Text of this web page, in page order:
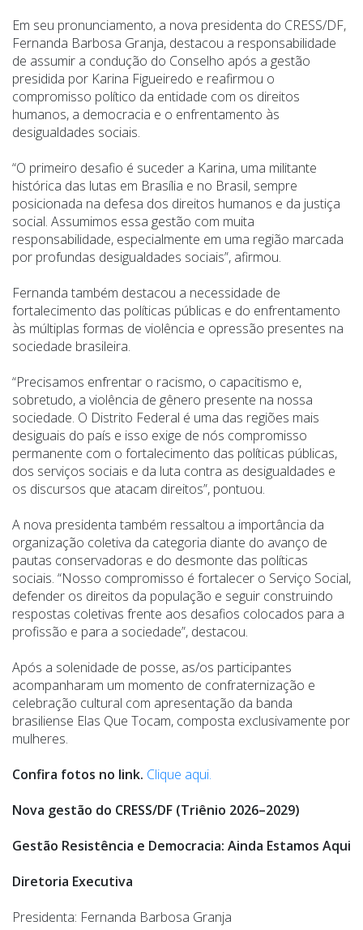
Em seu pronunciamento, a nova presidenta do CRESS/DF,
Fernanda Barbosa Granja, destacou a responsabilidade
de assumir a condução do Conselho após a gestão
presidida por Karina Figueiredo e reafirmou o
compromisso político da entidade com os direitos
humanos, a democracia e o enfrentamento às
desigualdades sociais.
“O primeiro desafio é suceder a Karina, uma militante
histórica das lutas em Brasília e no Brasil, sempre
posicionada na defesa dos direitos humanos e da justiça
social. Assumimos essa gestão com muita
responsabilidade, especialmente em uma região marcada
por profundas desigualdades sociais”, afirmou.
Fernanda também destacou a necessidade de
fortalecimento das políticas públicas e do enfrentamento
às múltiplas formas de violência e opressão presentes na
sociedade brasileira.
“Precisamos enfrentar o racismo, o capacitismo e,
sobretudo, a violência de gênero presente na nossa
sociedade. O Distrito Federal é uma das regiões mais
desiguais do país e isso exige de nós compromisso
permanente com o fortalecimento das políticas públicas,
dos serviços sociais e da luta contra as desigualdades e
os discursos que atacam direitos”, pontuou.
A nova presidenta também ressaltou a importância da
organização coletiva da categoria diante do avanço de
pautas conservadoras e do desmonte das políticas
sociais. “Nosso compromisso é fortalecer o Serviço Social,
defender os direitos da população e seguir construindo
respostas coletivas frente aos desafios colocados para a
profissão e para a sociedade”, destacou.
Após a solenidade de posse, as/os participantes
acompanharam um momento de confraternização e
celebração cultural com apresentação da banda
brasiliense Elas Que Tocam, composta exclusivamente por
mulheres.
Confira fotos no link. Clique aqui.
Nova gestão do CRESS/DF (Triênio 2026–2029)
Gestão Resistência e Democracia: Ainda Estamos Aqui
Diretoria Executiva
Presidenta: Fernanda Barbosa Granja